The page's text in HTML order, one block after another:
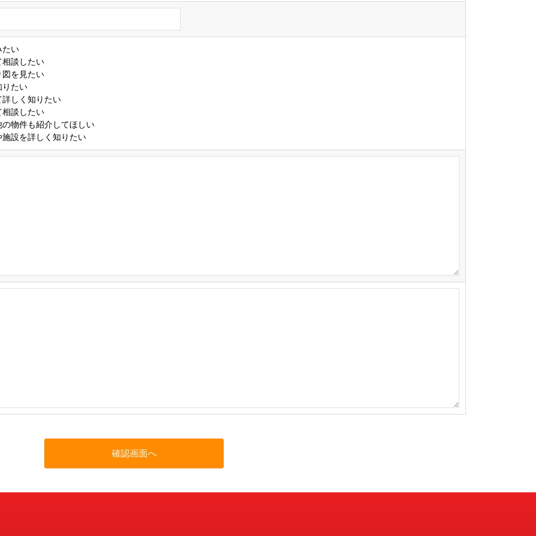
たい
相談したい
図を見たい
りたい
しく知りたい
相談したい
物件も紹介してほしい
設を詳しく知りたい